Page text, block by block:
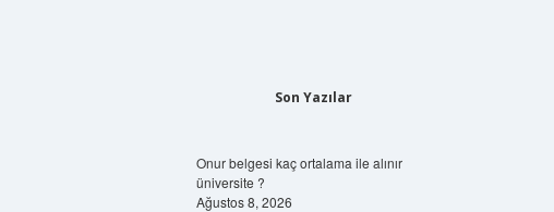
Son Yazılar
Onur belgesi kaç ortalama ile alınır
üniversite ?
Ağustos 8, 2026